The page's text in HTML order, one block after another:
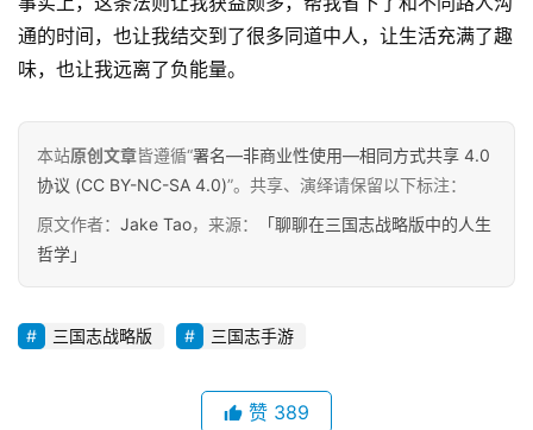
通的时间，也让我结交到了很多同道中人，让生活充满了趣
味，也让我远离了负能量。
本站原创文章皆遵循“署名—非商业性使用—相同方式共享 4.0
协议 (CC BY-NC-SA 4.0)”。共享、演绎请保留以下标注：
原文作者： Jake Tao，来源：
「聊聊在三国志战略版中的人生
哲学」
三国志战略版 三国志手游
赞 389